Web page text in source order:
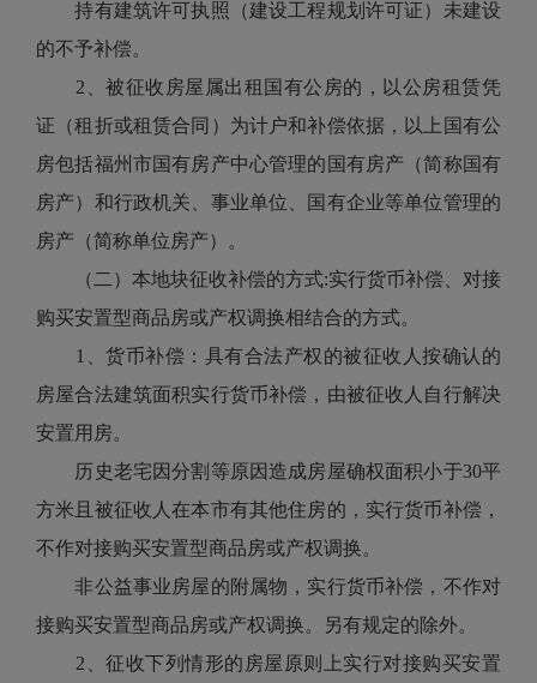
持有建筑许可执照（建设工程规划许可证）未建设
的不予补偿。
2、被征收房屋属出租国有公房的，以公房租赁凭
证（租折或租赁合同）为计户和补偿依据，以上国有公
房包括福州市国有房产中心管理的国有房产（简称国有
房产）和行政机关、事业单位、国有企业等单位管理的
房产（简称单位房产）。
（二）本地块征收补偿的方式:实行货币补偿、对接
购买安置型商品房或产权调换相结合的方式。
1、货币补偿：具有合法产权的被征收人按确认的
房屋合法建筑面积实行货币补偿，由被征收人自行解决
安置用房。
历史老宅因分割等原因造成房屋确权面积小于30平
方米且被征收人在本市有其他住房的，实行货币补偿，
不作对接购买安置型商品房或产权调换。
非公益事业房屋的附属物，实行货币补偿，不作对
接购买安置型商品房或产权调换。另有规定的除外。
2、征收下列情形的房屋原则上实行对接购买安置